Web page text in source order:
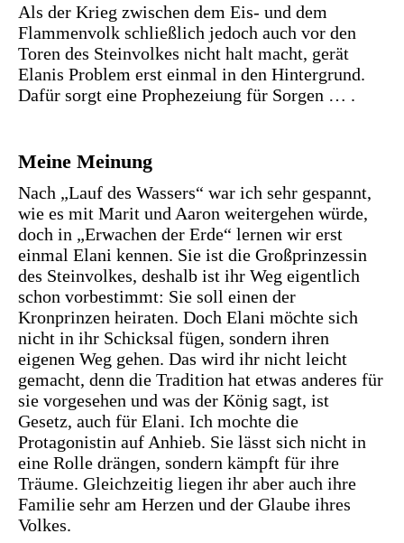
Als der Krieg zwischen dem Eis- und dem
Flammenvolk schließlich jedoch auch vor den
Toren des Steinvolkes nicht halt macht, gerät
Elanis Problem erst einmal in den Hintergrund.
Dafür sorgt eine Prophezeiung für Sorgen … .
Meine Meinung
Nach „Lauf des Wassers“ war ich sehr gespannt,
wie es mit Marit und Aaron weitergehen würde,
doch in „Erwachen der Erde“ lernen wir erst
einmal Elani kennen. Sie ist die Großprinzessin
des Steinvolkes, deshalb ist ihr Weg eigentlich
schon vorbestimmt: Sie soll einen der
Kronprinzen heiraten. Doch Elani möchte sich
nicht in ihr Schicksal fügen, sondern ihren
eigenen Weg gehen. Das wird ihr nicht leicht
gemacht, denn die Tradition hat etwas anderes für
sie vorgesehen und was der König sagt, ist
Gesetz, auch für Elani. Ich mochte die
Protagonistin auf Anhieb. Sie lässt sich nicht in
eine Rolle drängen, sondern kämpft für ihre
Träume. Gleichzeitig liegen ihr aber auch ihre
Familie sehr am Herzen und der Glaube ihres
Volkes.